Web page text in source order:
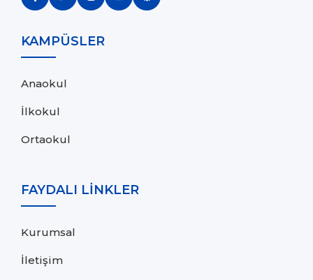
KAMPÜSLER
Anaokul
İlkokul
Ortaokul
FAYDALI LİNKLER
Kurumsal
İletişim